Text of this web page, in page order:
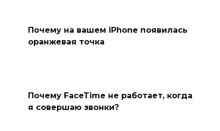
Почему на вашем iPhone появилась
оранжевая точка
Почему FaceTime не работает, когда
я совершаю звонки?